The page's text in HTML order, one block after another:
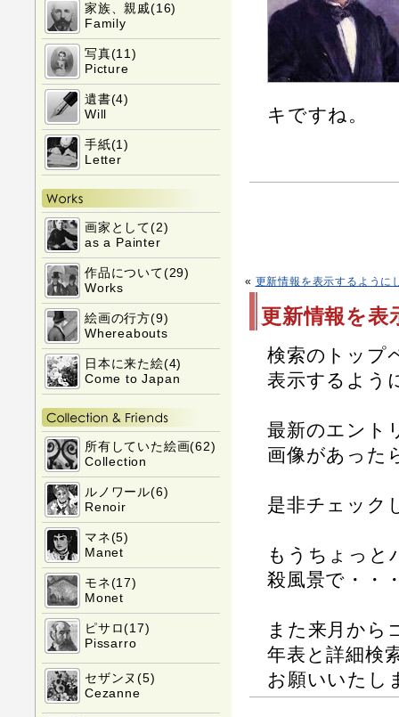
家族、親戚(16)
Family
写真(11)
Picture
遺書(4)
Will
手紙(1)
Letter
画家として(2)
as a Painter
作品について(29)
Works
絵画の行方(9)
Whereabouts
日本に来た絵(4)
Come to Japan
所有していた絵画(62)
Collection
ルノワール(6)
Renoir
マネ(5)
Manet
モネ(17)
Monet
ピサロ(17)
Pissarro
セザンヌ(5)
Cezanne
キですね。
« 更新情報を表示するように
更新情報を表
検索のトップ
表示するよう
最新のエント
画像があった
是非チェック
もうちょっと
殺風景で・・
また来月から
年表と詳細検
お願いいたし